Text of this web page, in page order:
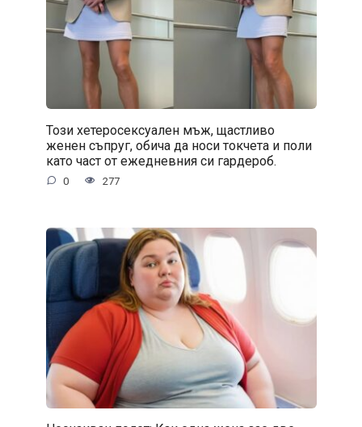
Този хетеросексуален мъж, щастливо
женен съпруг, обича да носи токчета и поли
като част от ежедневния си гардероб.
0 277